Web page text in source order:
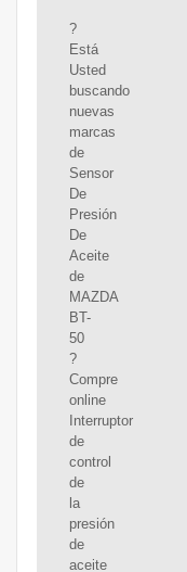
?
Está
Usted
buscando
nuevas
marcas
de
Sensor
De
Presión
De
Aceite
de
MAZDA
BT-
50
?
Compre
online
Interruptor
de
control
de
la
presión
de
aceite